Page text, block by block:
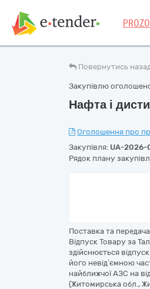
Повернутись
Закупівлю
Нафта і
Оголошення про
Закупівля: UA-
Рядок плану
Поставка та
Відпуск Товару за
здійснюється
його невід’ємною
найближчої АЗС на
(Житомирська обл.,